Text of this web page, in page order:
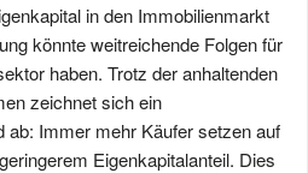
in den Immobilienmarkt
könnte weitreichende Folgen für
haben. Trotz der anhaltenden
zeichnet sich ein
ab: Immer mehr Käufer setzen auf
Eigenkapitalanteil. Dies